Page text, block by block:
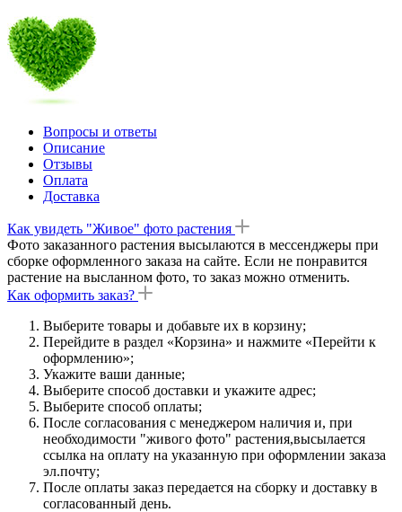
Вопросы и ответы
Описание
Отзывы
Оплата
Доставка
Как увидеть "Живое" фото растения
Фото заказанного растения высылаются в мессенджеры при
сборке оформленного заказа на сайте. Если не понравится
растение на высланном фото, то заказ можно отменить.
Как оформить заказ?
Выберите товары и добавьте их в корзину;
Перейдите в раздел «Корзина» и нажмите «Перейти к
оформлению»;
Укажите ваши данные;
Выберите способ доставки и укажите адрес;
Выберите способ оплаты;
После согласования с менеджером наличия и, при
необходимости "живого фото" растения,высылается
ссылка на оплату на указанную при оформлении заказа
эл.почту;
После оплаты заказ передается на сборку и доставку в
согласованный день.